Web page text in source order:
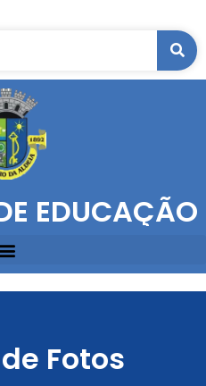
EDUCAÇÃO
Fotos